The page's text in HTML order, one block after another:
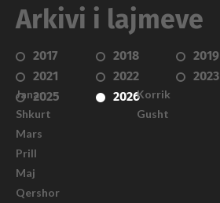
Arkivi i lajmeve
2017 2018 2019
2021
2022 2023
2025
2026
Janar
Shkurt
Mars
Prill
Maj
Qershor
Korrik
Gusht